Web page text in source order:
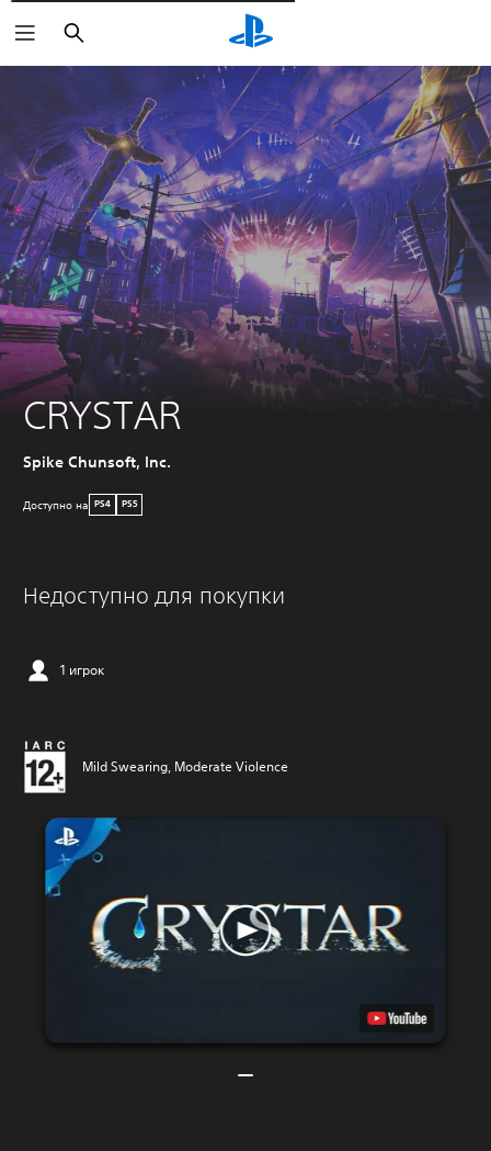
Поиск
CRYSTAR
Spike Chunsoft, Inc.
Доступно на PS4 PS5
Недоступно для покупки
1 игрок
Mild Swearing, Moderate Violence